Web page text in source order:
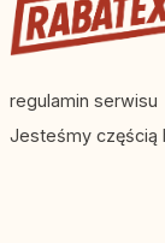
regulamin serwisu
Jesteśmy częścią